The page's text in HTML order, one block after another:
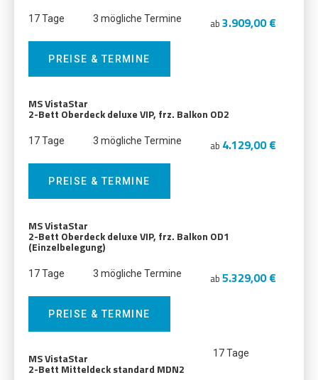
17 Tage 3 mögliche Termine ab 3.909,00 €
PREISE & TERMINE
MS VistaStar
2-Bett Oberdeck deluxe VIP, frz. Balkon OD2
17 Tage 3 mögliche Termine ab 4.129,00 €
PREISE & TERMINE
MS VistaStar
2-Bett Oberdeck deluxe VIP, frz. Balkon OD1
(Einzelbelegung)
17 Tage 3 mögliche Termine ab 5.329,00 €
PREISE & TERMINE
MS VistaStar
2-Bett Mitteldeck standard MDN2
17 Tage